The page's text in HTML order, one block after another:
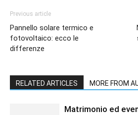
Previous article
Pannello solare termico e
fotovoltaico: ecco le
differenze
RELATED ARTICLES MORE FROM
Matrimonio ed